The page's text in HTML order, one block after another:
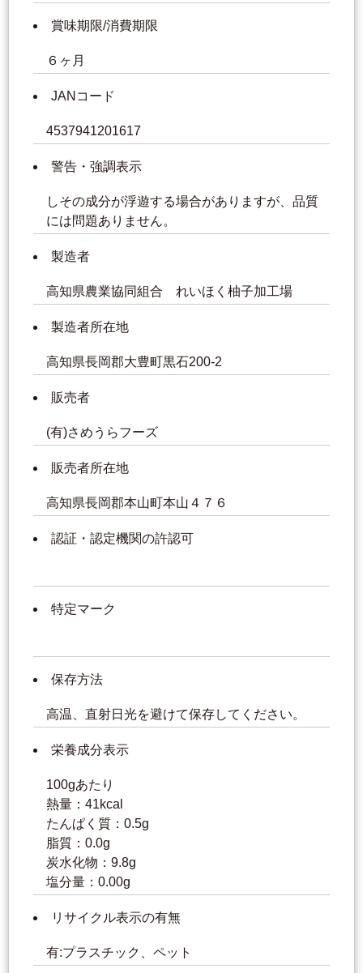
賞味期限/消費期限
６ヶ月
JANコード
4537941201617
警告・強調表示
しその成分が浮遊する場合がありますが、品質
には問題ありません。
製造者
高知県農業協同組合 れいほく柚子加工場
製造者所在地
高知県長岡郡大豊町黒石200-2
販売者
(有)さめうらフーズ
販売者所在地
高知県長岡郡本山町本山４７６
認証・認定機関の許認可
特定マーク
保存方法
高温、直射日光を避けて保存してください。
栄養成分表示
100gあたり
熱量：41kcal
たんぱく質：0.5g
脂質：0.0g
炭水化物：9.8g
塩分量：0.00g
リサイクル表示の有無
有:プラスチック、ペット